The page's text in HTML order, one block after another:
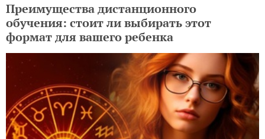
Преимущества дистанционного
обучения: стоит ли выбирать этот
формат для вашего ребенка